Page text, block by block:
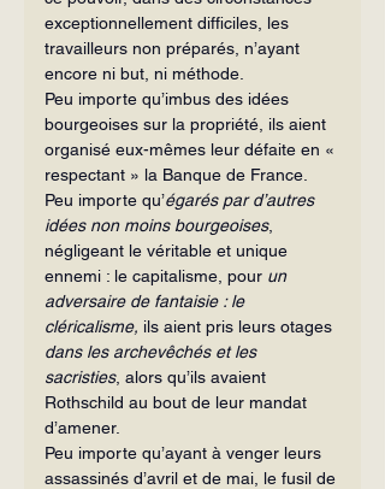
exceptionnellement difficiles, les
travailleurs non préparés, n’ayant
encore ni but, ni méthode.
Peu importe qu’imbus des idées
bourgeoises sur la propriété, ils aient
organisé eux-mêmes leur défaite en «
respectant » la Banque de France.
Peu importe qu’égarés par d’autres
idées non moins bourgeoises,
négligeant le véritable et unique
ennemi : le capitalisme, pour un
adversaire de fantaisie : le
cléricalisme, ils aient pris leurs otages
dans les archevêchés et les
sacristies, alors qu’ils avaient
Rothschild au bout de leur mandat
d’amener.
Peu importe qu’ayant à venger leurs
assassinés d’avril et de mai, le fusil de